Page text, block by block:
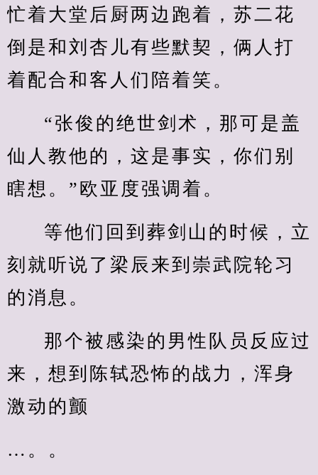
忙着大堂后厨两边跑着，苏二花
倒是和刘杏儿有些默契，俩人打
着配合和客人们陪着笑。
“张俊的绝世剑术，那可是盖
仙人教他的，这是事实，你们别
瞎想。”欧亚度强调着。
等他们回到葬剑山的时候，立
刻就听说了梁辰来到崇武院轮习
的消息。
那个被感染的男性队员反应过
来，想到陈轼恐怖的战力，浑身
激动的颤
…。。